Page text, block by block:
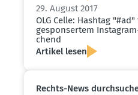
29. August 2017
OLG Celle: Hashtag
gespon­sertem
chend
Artikel lesen
Rechts-News